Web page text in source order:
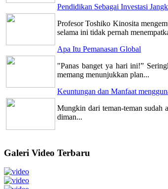
Pendidikan Sebagai Investasi
Profesor Toshiko Kinosita
selama ini tidak pernah
Apa Itu Pemanasan Global
"Panas banget ya hari ini!”
memang menunjukkan plan...
Keuntungan dan Manfaat
Mungkin dari teman-teman sudah
diman...
Galeri Video Terbaru